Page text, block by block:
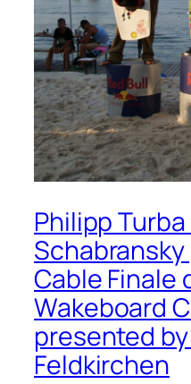
Philipp
Cable Finale
Wakeboard
presented by
Feldkirchen